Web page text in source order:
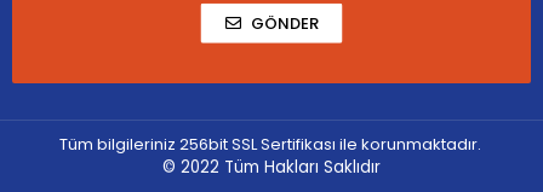
GÖNDER
Tüm bilgileriniz 256bit SSL Sertifikası ile korunmaktadır.
© 2022 Tüm Hakları Saklıdır